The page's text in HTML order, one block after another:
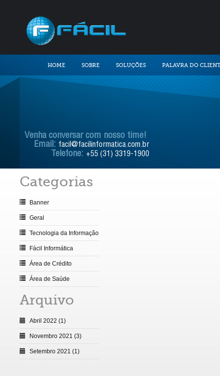
HOME SOBRE SOLUÇÕES PALAVRA DO
Venha conversar com nosso time!
Email: facil@facilinformatica.com.br
Telefone: +55 (31) 3319-1900
Categorias
Banner
Geral
Tecnologia da Informação
Fácil Informática
Área de Crédito
Área de Saúde
Arquivo
Abril 2022 (1)
Novembro 2021 (3)
Setembro 2021 (1)